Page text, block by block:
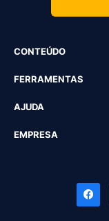
CONTEÚDO
FERRAMENTAS
AJUDA
EMPRESA